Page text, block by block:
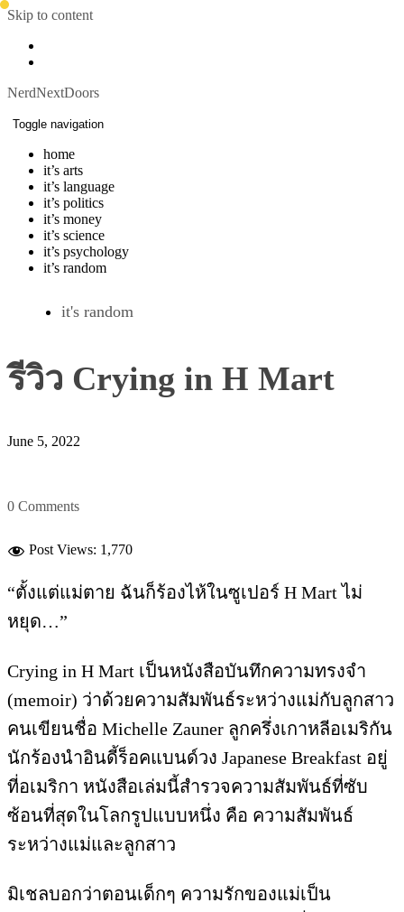
Skip to content
NerdNextDoors
Toggle navigation
home
it’s arts
it’s language
it’s politics
it’s money
it’s science
it’s psychology
it’s random
it's random
รีวิว Crying in H Mart
June 5, 2022
0 Comments
Post Views: 1,770
“ตั้งแต่แม่ตาย ฉันก็ร้องไห้ในซูเปอร์ H Mart ไม่
หยุด…”
Crying in H Mart เป็นหนังสือบันทึกความทรงจำ
(memoir) ว่าด้วยความสัมพันธ์ระหว่างแม่กับลูกสาว
คนเขียนชื่อ Michelle Zauner ลูกครึ่งเกาหลีอเมริกัน
นักร้องนำอินดี้ร็อคแบนด์วง Japanese Breakfast อยู่
ที่อเมริกา หนังสือเล่มนี้สำรวจความสัมพันธ์ที่ซับ
ซ้อนที่สุดในโลกรูปแบบหนึ่ง คือ ความสัมพันธ์
ระหว่างแม่และลูกสาว
มิเชลบอกว่าตอนเด็กๆ ความรักของแม่เป็น